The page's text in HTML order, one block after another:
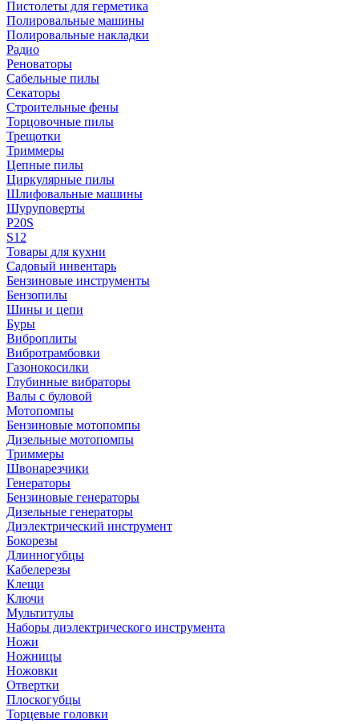
Пистолеты для герметика
Полировальные машины
Полировальные накладки
Радио
Реноваторы
Сабельные пилы
Секаторы
Строительные фены
Торцовочные пилы
Трещотки
Триммеры
Цепные пилы
Циркулярные пилы
Шлифовальные машины
Шуруповерты
P20S
S12
Товары для кухни
Садовый инвентарь
Бензиновые инструменты
Бензопилы
Шины и цепи
Буры
Виброплиты
Вибротрамбовки
Газонокосилки
Глубинные вибраторы
Валы с буловой
Мотопомпы
Бензиновые мотопомпы
Дизельные мотопомпы
Триммеры
Швонарезчики
Генераторы
Бензиновые генераторы
Дизельные генераторы
Диэлектрический инструмент
Бокорезы
Длинногубцы
Кабелерезы
Клещи
Ключи
Мультитулы
Наборы диэлектрического инструмента
Ножи
Ножницы
Ножовки
Отвертки
Плоскогубцы
Торцевые головки